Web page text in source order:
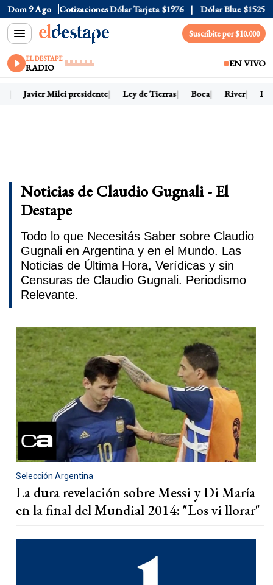
Dom 9 Ago Cotizaciones
Dólar Oficial $1520 Dólar Tarjeta $1976 Dólar Blue $1525
Suscribite por $10.000
EL DESTAPE
RADIO EN VIVO
Javier Milei presidente Ley de Tierras Boca River
Noticias de Claudio Gugnali - El
Destape
Todo lo que Necesitás Saber sobre Claudio
Gugnali en Argentina y en el Mundo. Las
Noticias de Última Hora, Verídicas y sin
Censuras de Claudio Gugnali. Periodismo
Relevante.
Selección Argentina
La dura revelación sobre Messi y Di María
en la final del Mundial 2014: "Los vi llorar"